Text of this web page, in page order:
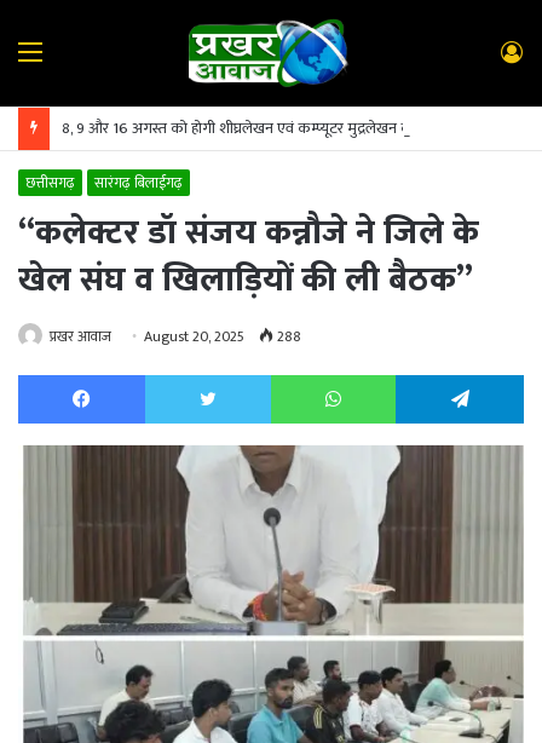
Menu
8, 9 और 16 अगस्त को होगी शीघ्रलेखन एवं कम्प्यूटर मुद्रलेखन कौशल परीक्षा
छत्तीसगढ़ सारंगढ़ बिलाईगढ़
“कलेक्टर डॉ संजय कन्नौजे ने जिले के
खेल संघ व खिलाड़ियों की ली बैठक”
प्रखर आवाज August 20, 2025 288
Facebook Twitter WhatsApp